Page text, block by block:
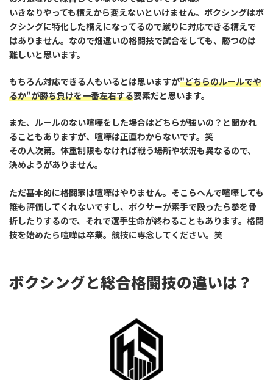
いきなりやっても構えから変えないといけません。ボクシングはボ
クシングに特化した構えになってるので蹴りに対応できる構えで
はありません。なので畑違いの格闘技で試合をしても、勝つのは
難しいと思います。
もちろん対応できる人もいるとは思いますが"どちらのルールでや
るか"が勝ち負けを一番左右する要素だと思います。
また、ルールのない喧嘩をした場合はどちらが強いの？と聞かれ
ることもありますが、喧嘩は正直わからないです。笑
その人次第。体重制限もなければ戦う場所や状況も異なるので、
決めようがありません。
ただ基本的に格闘家は喧嘩はやりません。そこらへんで喧嘩しても
誰も評価してくれないですし、ボクサーが素手で殴ったら拳を骨
折したりするので、それで選手生命が終わることもあります。格闘
技を始めたら喧嘩は卒業。競技に専念してください。笑
ボクシングと総合格闘技の違いは？